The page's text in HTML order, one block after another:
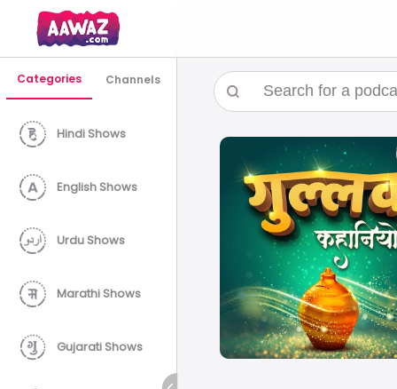
Categories Channels
Hindi Shows
English Shows
Urdu Shows
Marathi Shows
Gujarati Shows